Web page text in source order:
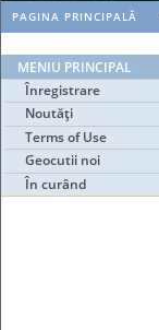
PAGINA PRINCIPALĂ
MENIU PRINCIPAL
Înregistrare
Noutăţi
Terms of Use
Geocutii noi
În curând